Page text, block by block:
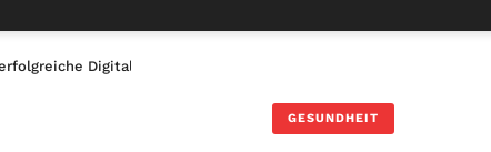
Digital Detox Strategie?
GESUNDHEIT